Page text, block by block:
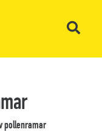
pollenramar